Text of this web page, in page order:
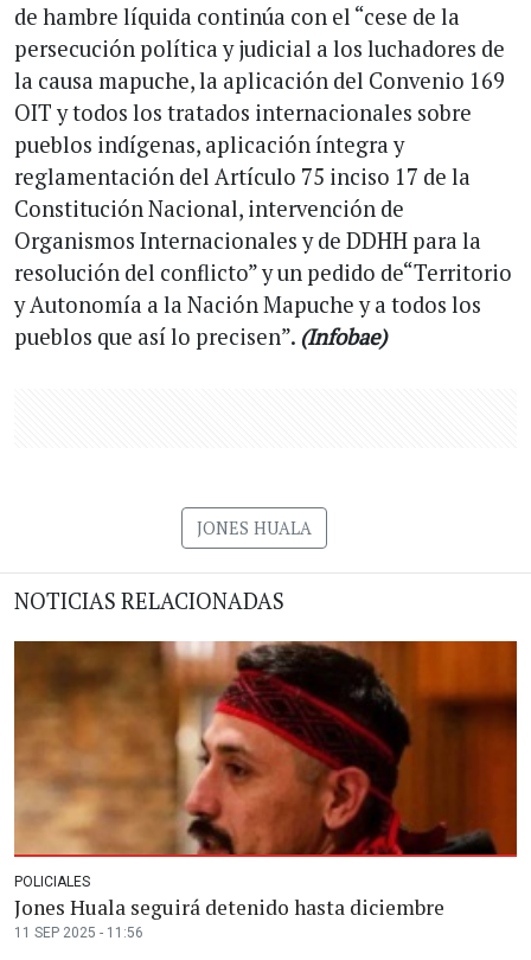
de hambre líquida continúa con el “cese de la
persecución política y judicial a los luchadores de
la causa mapuche, la aplicación del Convenio 169
OIT y todos los tratados internacionales sobre
pueblos indígenas, aplicación íntegra y
reglamentación del Artículo 75 inciso 17 de la
Constitución Nacional, intervención de
Organismos Internacionales y de DDHH para la
resolución del conflicto” y un pedido de“Territorio
y Autonomía a la Nación Mapuche y a todos los
pueblos que así lo precisen”. (Infobae)
JONES HUALA
NOTICIAS RELACIONADAS
POLICIALES
Jones Huala seguirá detenido hasta diciembre
11 SEP 2025 - 11:56